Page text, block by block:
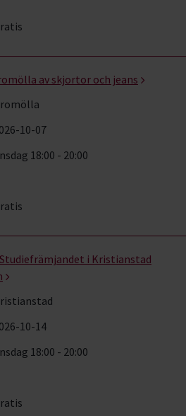
av skjortor och jeans
10-07
18:00 - 20:00
i Kristianstad
10-14
18:00 - 20:00